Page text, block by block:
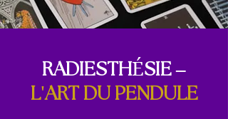
RADIESTHÉSIE –
L'ART DU PENDULE